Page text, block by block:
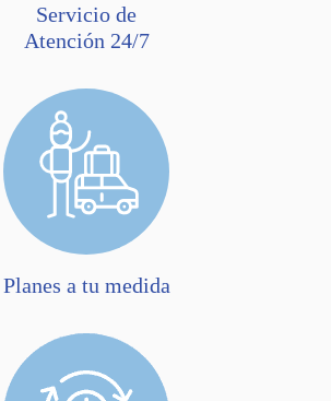
Servicio de
Atención 24/7
Planes a tu medida